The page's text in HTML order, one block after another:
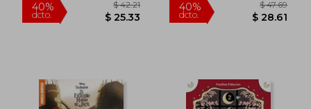
40%
dcto. $ 25.33
40%
dcto.